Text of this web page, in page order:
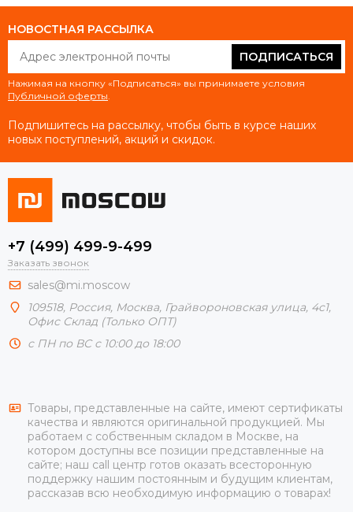
НОВОСТНАЯ РАССЫЛКА
ПОДПИСАТЬСЯ
Нажимая на кнопку «Подписаться» вы принимаете условия
Публичной оферты.
Подпишитесь на рассылку, чтобы быть в курсе наших
новых поступлений, акций и скидок.
+7 (499) 499-9-499
Заказать звонок
sales@mi.moscow
109518, Россия, Москва, Грайвороновская улица, 4с1,
Офис Склад (Только ОПТ)
с ПН по ВС с 10:00 до 18:00
Товары, представленные на сайте, имеют сертификаты
качества и являются оригинальной продукцией. Мы
работаем с собственным складом в Москве, на
котором доступны все позиции представленные на
сайте; наш call центр готов оказать всесторонную
поддержку нашим постоянным и будущим клиентам,
рассказав всю необходимую информацию о товарах!